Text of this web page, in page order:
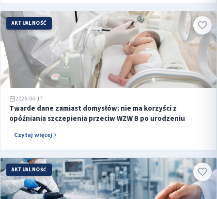
AKTUALNOŚĆ
2026-04-17
Twarde dane zamiast domysłów: nie ma korzyści z
opóźniania szczepienia przeciw WZW B po urodzeniu
Czytaj więcej
AKTUALNOŚĆ